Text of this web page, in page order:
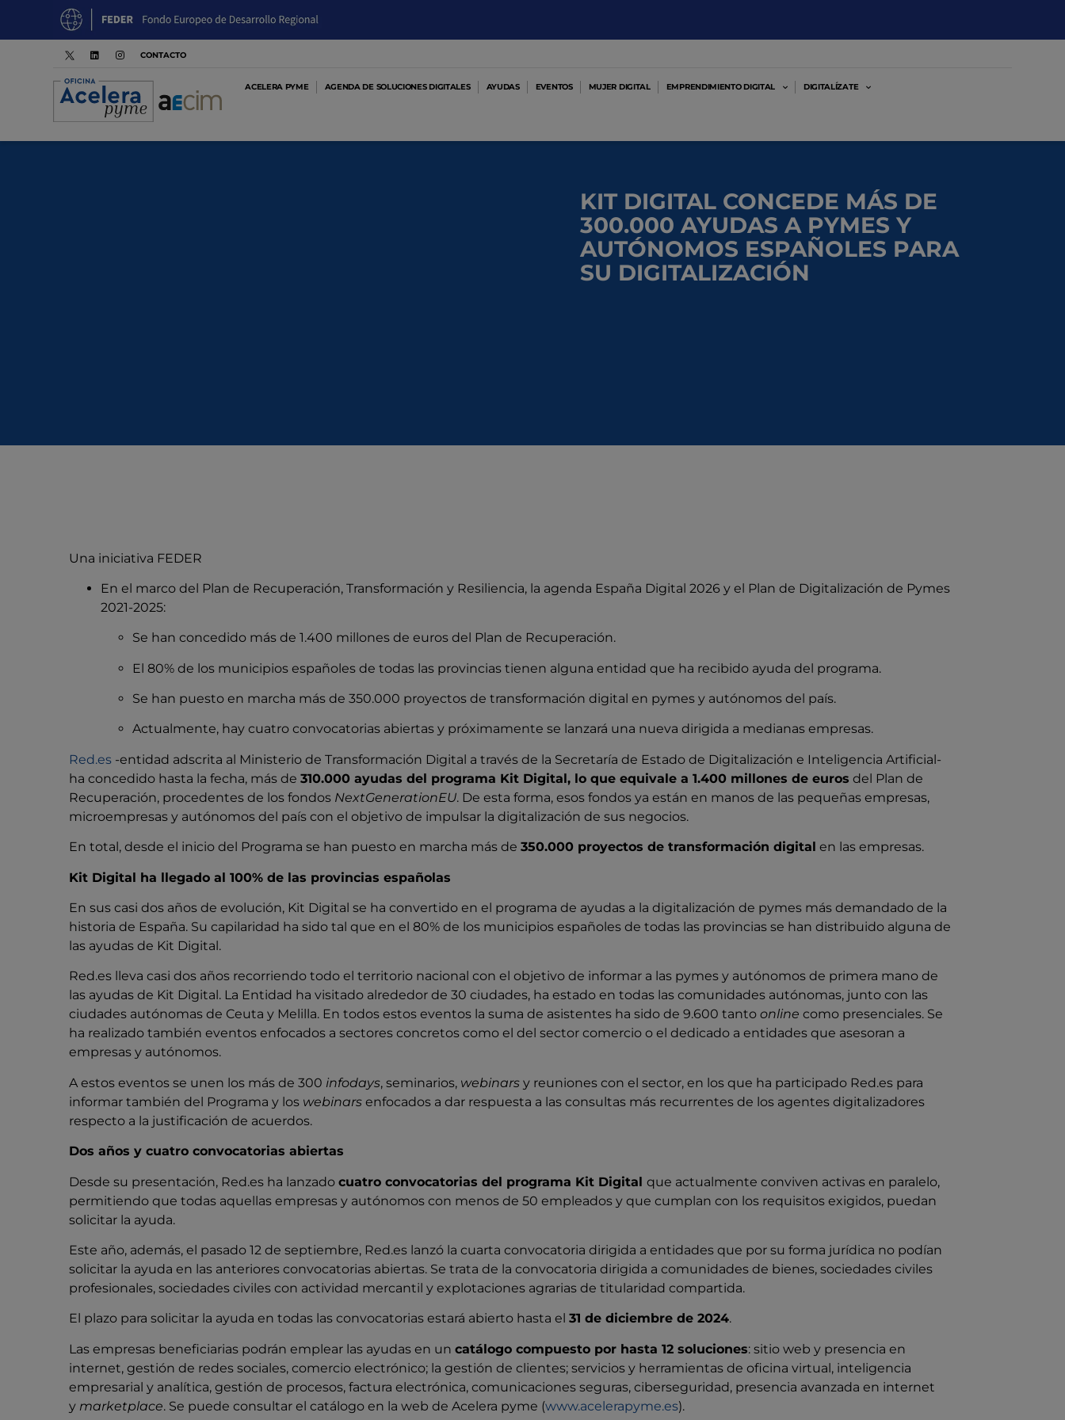
CONTACTO
ACELERA PYME AGENDA DE SOLUCIONES DIGITALES AYUDAS EVENTOS MUJER DIGITAL EMPRENDIMIENTO DIGITAL DIGITALÍZATE
KIT DIGITAL CONCEDE MÁS DE
300.000 AYUDAS A PYMES Y
AUTÓNOMOS ESPAÑOLES PARA
SU DIGITALIZACIÓN
Una iniciativa FEDER
En el marco del Plan de Recuperación, Transformación y Resiliencia, la agenda España Digital 2026 y el Plan de Digitalización de Pymes
2021-2025:
Se han concedido más de 1.400 millones de euros del Plan de Recuperación.
El 80% de los municipios españoles de todas las provincias tienen alguna entidad que ha recibido ayuda del programa.
Se han puesto en marcha más de 350.000 proyectos de transformación digital en pymes y autónomos del país.
Actualmente, hay cuatro convocatorias abiertas y próximamente se lanzará una nueva dirigida a medianas empresas.
Red.es -entidad adscrita al Ministerio de Transformación Digital a través de la Secretaría de Estado de Digitalización e Inteligencia Artificial-
ha concedido hasta la fecha, más de310.000 ayudas del programa Kit Digital, lo que equivale a 1.400 millones de euros del Plan de
Recuperación, procedentes de los fondos NextGenerationEU. De esta forma, esos fondos ya están en manos de las pequeñas empresas,
microempresas y autónomos del país con el objetivo de impulsar la digitalización de sus negocios.
En total, desde el inicio del Programa se han puesto en marcha más de350.000 proyectos de transformación digital en las empresas.
Kit Digital ha llegado al 100% de las provincias españolas
En sus casi dos años de evolución, Kit Digital se ha convertido en el programa de ayudas a la digitalización de pymes más demandado de la
historia de España. Su capilaridad ha sido tal que en el 80% de los municipios españoles de todas las provincias se han distribuido alguna de
las ayudas de Kit Digital.
Red.es lleva casi dos años recorriendo todo el territorio nacional con el objetivo de informar a las pymes y autónomos de primera mano de
las ayudas de Kit Digital. La Entidad ha visitado alrededor de 30 ciudades, ha estado en todas las comunidades autónomas, junto con las
ciudades autónomas de Ceuta y Melilla. En todos estos eventos la suma de asistentes ha sido de 9.600 tantoonlinecomo presenciales. Se
ha realizado también eventos enfocados a sectores concretos como el del sector comercio o el dedicado a entidades que asesoran a
empresas y autónomos.
A estos eventos se unen los más de 300 infodays, seminarios, webinarsy reuniones con el sector, en los que ha participado Red.es para
informar también del Programa y los webinarsenfocados a dar respuesta a las consultas más recurrentes de los agentes digitalizadores
respecto a la justificación de acuerdos.
Dos años y cuatro convocatorias abiertas
Desde su presentación, Red.es ha lanzadocuatro convocatorias del programa Kit Digitalque actualmente conviven activas en paralelo,
permitiendo que todas aquellas empresas y autónomos con menos de 50 empleados y que cumplan con los requisitos exigidos, puedan
solicitar la ayuda.
Este año, además, el pasado 12 de septiembre, Red.es lanzó la cuarta convocatoria dirigida a entidades que por su forma jurídica no podían
solicitar la ayuda en las anteriores convocatorias abiertas. Se trata de la convocatoria dirigida a comunidades de bienes, sociedades civiles
profesionales, sociedades civiles con actividad mercantil y explotaciones agrarias de titularidad compartida.
El plazo para solicitar la ayuda en todas las convocatorias estará abierto hasta el31 de diciembre de 2024.
Las empresas beneficiarias podrán emplear las ayudas en uncatálogo compuesto por hasta 12 soluciones: sitio web y presencia en
internet, gestión de redes sociales, comercio electrónico; la gestión de clientes; servicios y herramientas de oficina virtual, inteligencia
empresarial y analítica, gestión de procesos, factura electrónica, comunicaciones seguras, ciberseguridad, presencia avanzada en internet
y marketplace. Se puede consultar el catálogo en la web de Acelera pyme (www.acelerapyme.es).